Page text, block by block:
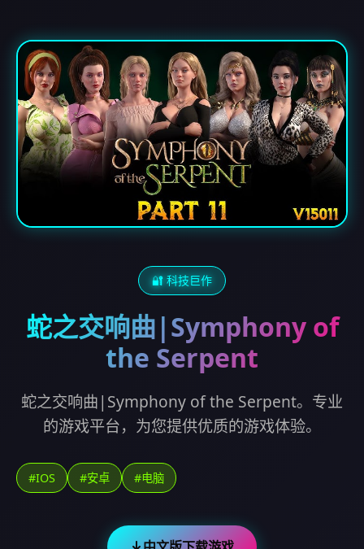
🔐 科技巨作
蛇之交响曲|Symphony of
the Serpent
蛇之交响曲|Symphony of the Serpent。专业
的游戏平台，为您提供优质的游戏体验。
#IOS #安卓 #电脑